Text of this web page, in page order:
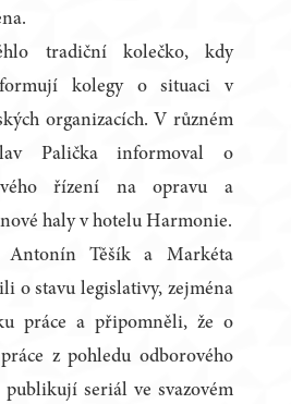
tradiční kolečko, kdy
kolegy o situaci v
organizacích. V různém
Palička informoval o
řízení na opravu a
haly v hotelu Harmonie.
Antonín Těšík a Markéta
o stavu legislativy, zejména
práce a připomněli, že o
z pohledu odborového
seriál ve svazovém